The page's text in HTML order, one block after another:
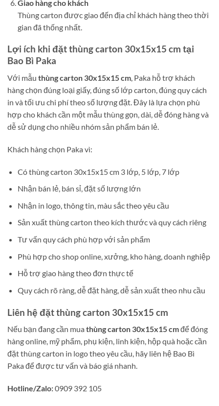
Giao hàng cho khách
Thùng carton được giao đến địa chỉ khách hàng theo thời
gian đã thống nhất.
Lợi ích khi đặt thùng carton 30x15x15 cm tại
Bao Bì Paka
Với mẫu thùng carton 30x15x15 cm, Paka hỗ trợ khách
hàng chọn đúng loại giấy, đúng số lớp carton, đúng quy cách
in và tối ưu chi phí theo số lượng đặt. Đây là lựa chọn phù
hợp cho khách cần một mẫu thùng gọn, dài, dễ đóng hàng và
dễ sử dụng cho nhiều nhóm sản phẩm bán lẻ.
Khách hàng chọn Paka vì:
Có thùng carton 30x15x15 cm 3 lớp, 5 lớp, 7 lớp
Nhận bán lẻ, bán sỉ, đặt số lượng lớn
Nhận in logo, thông tin, màu sắc theo yêu cầu
Sản xuất thùng carton theo kích thước và quy cách riêng
Tư vấn quy cách phù hợp với sản phẩm
Phù hợp cho shop online, xưởng, kho hàng, doanh nghiệp
Hỗ trợ giao hàng theo đơn thực tế
Quy cách rõ ràng, dễ đặt hàng, dễ sản xuất theo nhu cầu
Liên hệ đặt thùng carton 30x15x15 cm
Nếu bạn đang cần mua thùng carton 30x15x15 cmđể đóng
hàng online, mỹ phẩm, phụ kiện, linh kiện, hộp quà hoặc cần
đặt thùng carton in logo theo yêu cầu, hãy liên hệ Bao Bì
Paka để được tư vấn và báo giá nhanh.
Hotline/Zalo:0909 392 105